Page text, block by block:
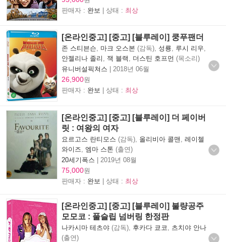
판매자 : 완보 | 상태 : 최상
[온라인중고] [중고] [블루레이] 쿵푸팬더
존 스티븐슨 마크 오스본 (감독), 성룡 루시 리우
안젤리나 졸리
잭 블랙 더스틴 호프먼 (목소리)
유니버설픽쳐스 | 2018년 06월
26,900원
판매자 : 완보 | 상태 : 최상
[온라인중고] [중고] [블루레이] 더 페이버
릿 : 여왕의 여자
요르고스 란티모스 (감독), 올리비아 콜맨
레이첼
와이즈 엠마 스톤 (출연)
20세기폭스 | 2019년 08월
75,000원
판매자 : 완보 | 상태 : 최상
[온라인중고] [중고] [블루레이] 불량공주
모모코 : 풀슬립 넘버링 한정판
나카시마 테츠야 (감독), 후카다 쿄코
츠치야 안나
(출연)